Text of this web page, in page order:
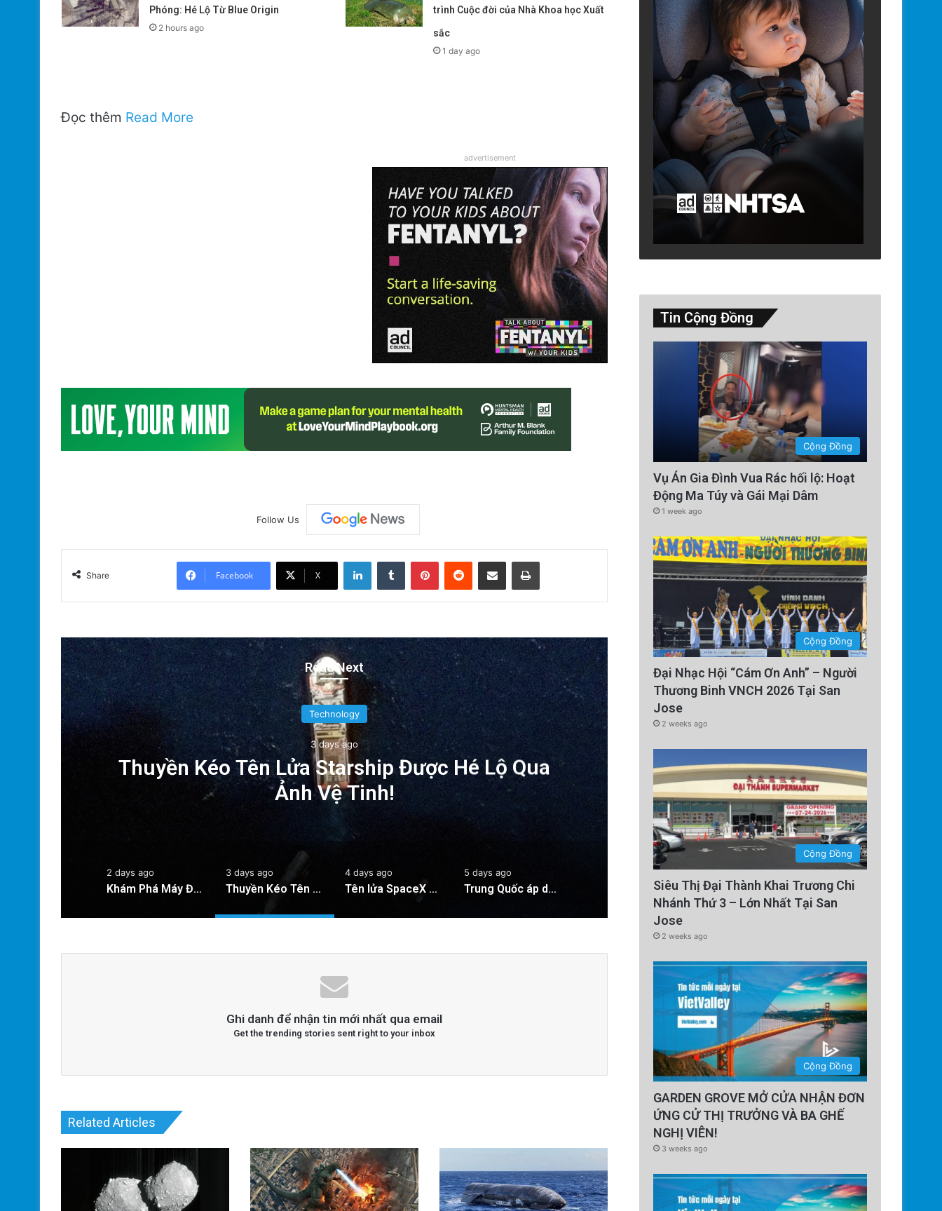
Phóng: Hé Lộ Từ Blue Origin
2 hours ago
trình Cuộc đời của Nhà Khoa học Xuất
sắc
1 day ago
Đọc thêm Read More
advertisement
Follow Us
Share Facebook X
LinkedInTumblr PinterestReddit Share via Email Print
Read Next
Technology
3 days ago
Thuyền Kéo Tên Lửa Starship Được Hé Lộ Qua
Ảnh Vệ Tinh!
Tên lửa SpaceX chuẩn bị va
Cú sốc vũ trụ sắp
2 days ago
Khám Phá Máy Đào Hầm Nổ Đá Đầu Tiên Trên Thế Giới: Bước Đột Phá Trong Công Nghệ Xây Dựng
3 days ago
Thuyền Kéo Tên Lửa Starship Được Hé Lộ Qua Ảnh Vệ Tinh!
4 days ago
Tên lửa SpaceX chuẩn bị va chạm với Mặt Trăng: Cú sốc vũ trụ sắp xảy ra!
5 days ago
Trung Quốc áp dụng công nghệ lượng tử để ngăn chặn tình trạng mất điện diện rộng
Ghi danh để nhận tin mới nhất qua email
Get the trending stories sent right to your inbox
Related Articles
Tin Cộng Đồng
Cộng Đồng
Vụ Án Gia Đình Vua Rác hối lộ: Hoạt
Động Ma Túy và Gái Mại Dâm
1 week ago
Cộng Đồng
Đại Nhạc Hội “Cám Ơn Anh” – Người
Thương Binh VNCH 2026 Tại San
Jose
2 weeks ago
Cộng Đồng
Siêu Thị Đại Thành Khai Trương Chi
Nhánh Thứ 3 – Lớn Nhất Tại San
Jose
2 weeks ago
Cộng Đồng
GARDEN GROVE MỞ CỬA NHẬN ĐƠN
ỨNG CỬ THỊ TRƯỞNG VÀ BA GHẾ
NGHỊ VIÊN!
3 weeks ago